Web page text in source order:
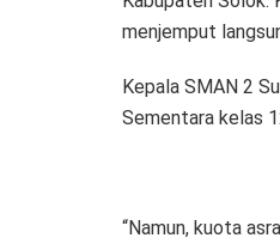
menjemput
Kepala SMAN 2
Sementara kelas
“Namun, kuota